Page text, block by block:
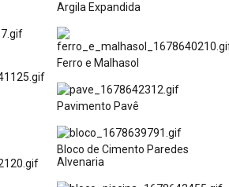
Argila Expandida
Ferro e Malhasol
Pavimento Pavê
Bloco de Cimento Paredes
Alvenaria